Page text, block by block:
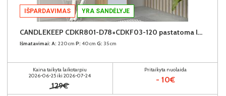
IŠPARDAVIMAS YRA SANDĖLYJE
CANDLEKEEP CDKR801-D78+CDKF03-120 pastatoma lentyna su durimis (6vnt.)
Išmatavimai: A: 220cm P: 40cm G: 35cm
Kaina taikyta laikotarpiu
2026-06-25 iki 2026-07-24
129€
Pritaikyta nuolaida
- 10€